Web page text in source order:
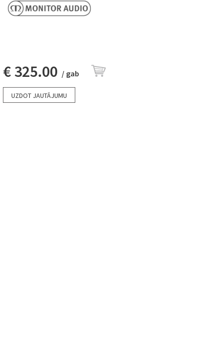
€ 325.00 / gab
UZDOT JAUTĀJUMU